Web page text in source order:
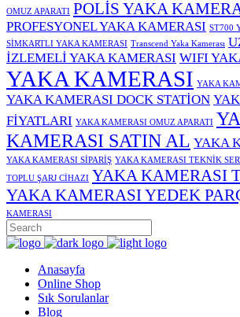
OMUZ APARATI POLİS YAKA
PROFESYONEL YAKA KAMERASI ST700
SİMKARTLI YAKA KAMERASI Transcend Yaka Kamerası
İZLEMELİ YAKA KAMERASI WIFI
YAKA KAMERASI YAKA
YAKA KAMERASI DOCK STATİON
FİYATLARI YAKA KAMERASI OMUZ APARATI
KAMERASI SATIN AL YAKA
YAKA KAMERASI SİPARİŞ YAKA KAMERASI TEKNİK
TOPLU ŞARJ CİHAZI YAKA KAMERASI
YAKA KAMERASI YEDEK
KAMERASI
Anasayfa
Online Shop
Sık Sorulanlar
Blog